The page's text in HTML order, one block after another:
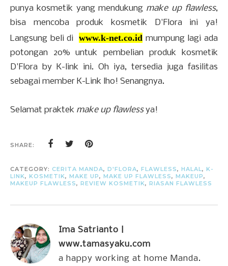
punya kosmetik yang mendukung make up flawless,
bisa mencoba produk kosmetik D'Flora ini ya!
Langsung beli diwww.k-net.co.id mumpung lagi ada
potongan 20% untuk pembelian produk kosmetik
D'Flora by K-link ini. Oh iya, tersedia juga fasilitas
sebagai member K-Link lho! Senangnya.
Selamat praktek make up flawlessya!
SHARE:
CATEGORY: CERITA MANDA, D'FLORA, FLAWLESS, HALAL, K-
LINK, KOSMETIK, MAKE UP, MAKE UP FLAWLESS, MAKEUP,
MAKEUP FLAWLESS, REVIEW KOSMETIK, RIASAN FLAWLESS
Ima Satrianto |
www.tamasyaku.com
a happy working at home Manda.